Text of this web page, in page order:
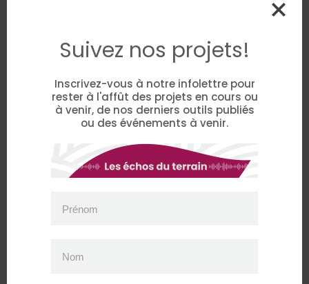
Partenaire(s) financier(s)
Ministère de l'Emploi et de la Solidarité
sociale
Partenaire(s) du projet
Suivez nos projets!
Inscrivez-vous à notre infolettre pour
rester à l'affût des projets en cours ou
à venir, de nos derniers outils publiés
ou des événements à venir.
Prénom
Nom